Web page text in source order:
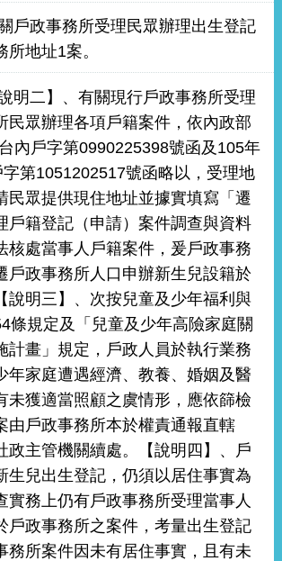
戶政事務所受理民眾辦理出生登記
地址1案。
明二】、有關現行戶政事務所受理
民眾辦理各項戶籍案件，依內政部
內戶字第0990225398號函及105年
第1051202517號函略以，受理地
民眾提供現住地址並據實填寫「遷
戶籍登記（申請）案件調查與資料
核處當事人戶籍案件，爰戶政事務
戶政事務所人口申辦新生兒設籍於
說明三】、次按兒童及少年福利與
條規定及「兒童及少年高險家庭關
計畫」規定，戶政人員於執行業務
年家庭遭遇經濟、教養、婚姻及醫
未獲適當照顧之虞情形，應依篩檢
由戶政事務所本於權責通報直轄
政主管機關續處。【說明四】、戶
生兒出生登記，仍須以居住事實為
實務上仍有戶政事務所受理當事人
戶政事務所之案件，考量出生登記
務所案件因未有居住事實，且有未